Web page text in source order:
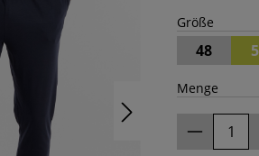
Größe
48
Menge